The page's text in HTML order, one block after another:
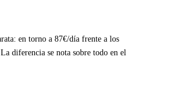
en torno a 87€/día frente a los
diferencia se nota sobre todo en el